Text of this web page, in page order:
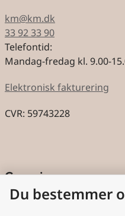
km@km.dk
33 92 33 90
Telefontid:
Mandag-fredag kl. 9.00-
Elektronisk fakturering
CVR: 59743228
Genveje
Cookies
Du bestemmer